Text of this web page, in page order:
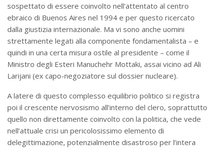
sospettato di essere coinvolto nell’attentato al centro
ebraico di Buenos Aires nel 1994 e per questo ricercato
dalla giustizia internazionale. Ma vi sono anche uomini
strettamente legati alla componente fondamentalista – e
quindi in una certa misura ostile al presidente – come il
Ministro degli Esteri Manuchehr Mottaki, assai vicino ad Ali
Larijani (ex capo-negoziatore sul dossier nucleare).
A latere di questo complesso equilibrio politico si registra
poi il crescente nervosismo all’interno del clero, soprattutto
quello non direttamente coinvolto con la politica, che vede
nell’attuale crisi un pericolosissimo elemento di
delegittimazione, potenzialmente disastroso per l’intera